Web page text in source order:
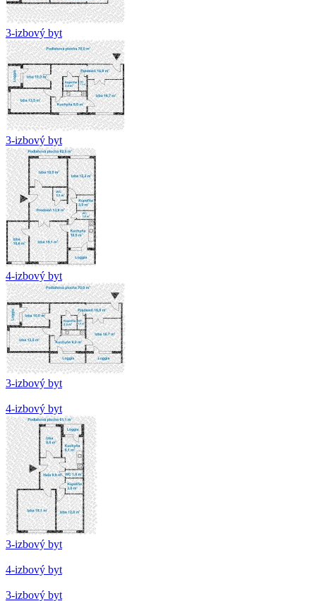
3-izbový byt
3-izbový byt
4-izbový byt
3-izbový byt
4-izbový byt
3-izbový byt
4-izbový byt
3-izbový byt